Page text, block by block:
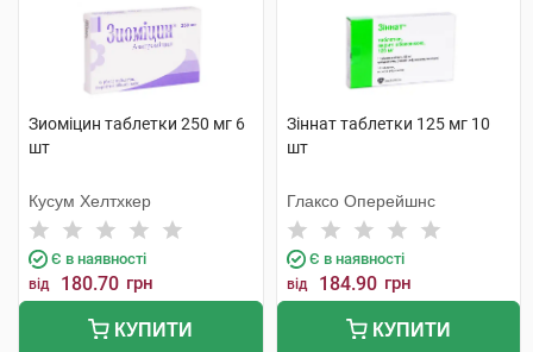
Зиоміцин таблетки 250 мг 6
шт
Кусум Хелтхкер
Є в наявності
від 180.70 грн
КУПИТИ
Зіннат таблетки 125 мг 10
шт
Глаксо Оперейшнс
Є в наявності
від 184.90 грн
КУПИТИ